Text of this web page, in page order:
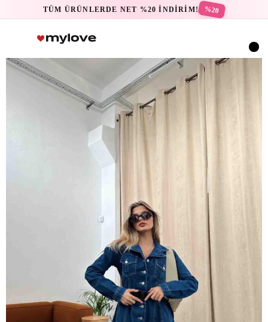
TÜM ÜRÜNLERDE NET %20 İNDİRİM! %20